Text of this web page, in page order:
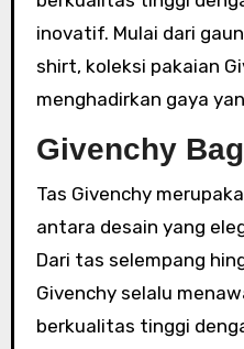
inovatif. Mulai dari
shirt, koleksi pakaian
menghadirkan gaya
Givenchy
Tas Givenchy
antara desain yang
Dari tas selempang
Givenchy selalu
berkualitas tinggi